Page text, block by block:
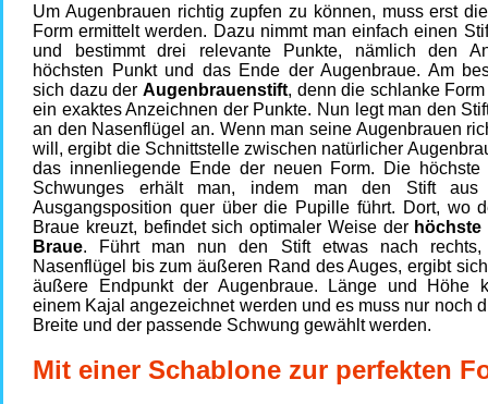
Um Augenbrauen richtig zupfen zu können, muss erst
Form ermittelt werden. Dazu nimmt man einfach einen
und bestimmt drei relevante Punkte, nämlich den
höchsten Punkt und das Ende der Augenbraue. Am
sich dazu der Augenbrauenstift, denn die schlanke
ein exaktes Anzeichnen der Punkte. Nun legt man den
an den Nasenflügel an. Wenn man seine Augenbrauen
will, ergibt die Schnittstelle zwischen natürlicher
das innenliegende Ende der neuen Form. Die höchste
Schwunges erhält man, indem man den Stift aus
Ausgangsposition quer über die Pupille führt. Dort, wo
Braue kreuzt, befindet sich optimaler Weise derhöchste
Braue. Führt man nun den Stift etwas nach
Nasenflügel bis zum äußeren Rand des Auges, ergibt
äußere Endpunkt der Augenbraue. Länge und Höhe
einem Kajal angezeichnet werden und es muss nur noch
Breite und der passende Schwung gewählt werden.
Mit einer Schablone zur perfekten